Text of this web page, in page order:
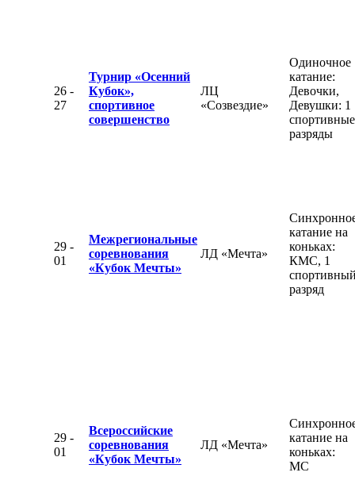
26 -
27
Турнир «Осенний
Кубок»,
спортивное
совершенство
ЛЦ
«Созвездие»
Одиночное
катание:
Девочки,
Девушки: 1
спортивные
разряды
29 -
01
Межрегиональные
соревнования
«Кубок Мечты»
ЛД «Мечта»
катание на
коньках:
КМС, 1
разряд
29 -
01
Всероссийские
соревнования
«Кубок Мечты»
ЛД «Мечта»
катание на
коньках:
МС